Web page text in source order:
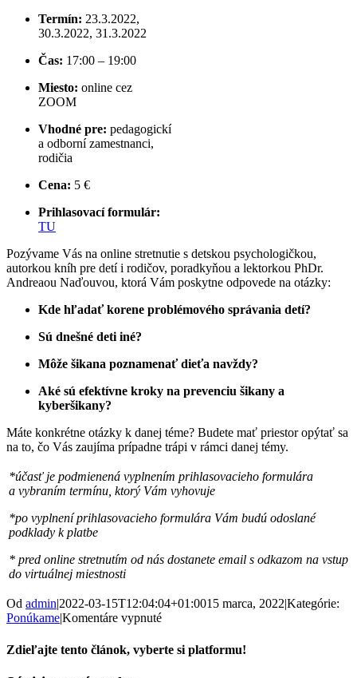
Termín: 23.3.2022,
30.3.2022, 31.3.2022
Čas: 17:00 – 19:00
Miesto: online cez
ZOOM
Vhodné pre: pedagogickí
a odborní zamestnanci,
rodičia
Cena: 5 €
Prihlasovací formulár:
TU
Pozývame Vás na online stretnutie s detskou psychologičkou,
autorkou kníh pre detí i rodičov, poradkyňou a lektorkou PhDr.
Andreaou Naďouvou, ktorá Vám poskytne odpovede na otázky:
Kde hľadať korene problémového správania detí?
Sú dnešné deti iné?
Môže šikana poznamenať dieťa navždy?
Aké sú efektívne kroky na prevenciu šikany a
kyberšikany?
Máte konkrétne otázky k danej téme? Budete mať priestor opýtať sa
na to, čo Vás zaujíma prípadne trápi v rámci danej témy.
*účasť je podmienená vyplnením prihlasovacieho formulára
a vybraním termínu, ktorý Vám vyhovuje
*po vyplnení prihlasovacieho formulára Vám budú odoslané
podklady k platbe
* pred online stretnutím od nás dostanete email s odkazom na vstup
do virtuálnej miestnosti
Od admin|2022-03-15T12:04:04+01:0015 marca, 2022|Kategórie:
Ponúkame|Komentáre vypnuténa
správanie
Zdieľajte tento článok, vyberte si platformu!